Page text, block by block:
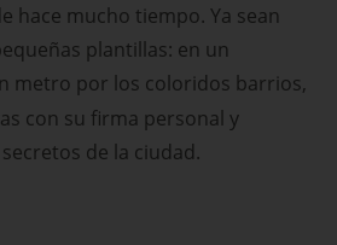
hace mucho tiempo. Ya sean
plantillas: en un
metro por los coloridos barrios,
con su firma personal y
de la ciudad.